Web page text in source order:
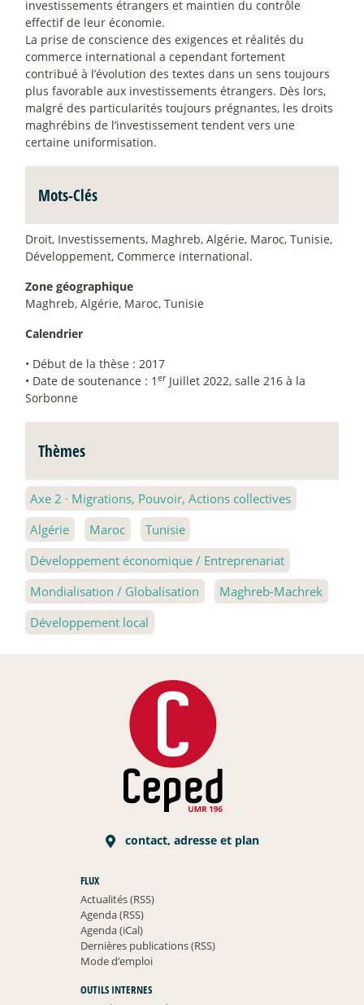
investissements étrangers et maintien du contrôle
effectif de leur économie.
La prise de conscience des exigences et réalités du
commerce international a cependant fortement
contribué à l’évolution des textes dans un sens toujours
plus favorable aux investissements étrangers. Dès lors,
malgré des particularités toujours prégnantes, les droits
maghrébins de l’investissement tendent vers une
certaine uniformisation.
Mots-Clés
Droit, Investissements, Maghreb, Algérie, Maroc, Tunisie,
Développement, Commerce international.
Zone géographique
Maghreb, Algérie, Maroc, Tunisie
Calendrier
• Début de la thèse : 2017
• Date de soutenance : 1 erJuillet 2022, salle 216 à la
Sorbonne
Thèmes
Axe 2 · Migrations, Pouvoir, Actions collectives
Algérie
Maroc
Tunisie
Développement économique / Entreprenariat
Mondialisation / Globalisation
Maghreb-Machrek
Développement local
contact, adresse et plan
FLUX
Actualités (RSS)
Agenda (RSS)
Agenda (iCal)
Dernières publications (RSS)
Mode d’emploi
OUTILS INTERNES